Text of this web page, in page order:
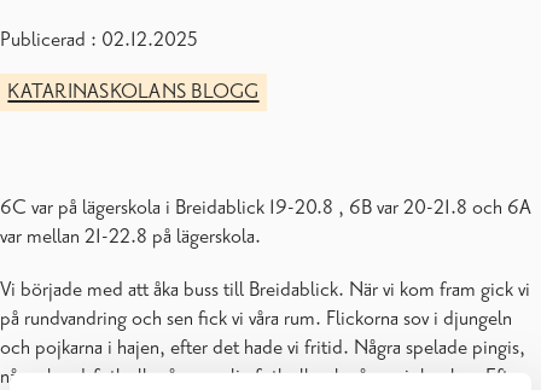
Publicerad : 02.12.2025
KATARINASKOLANS BLOGG
6C var på lägerskola i Breidablick 19-20.8 , 6B var 20-21.8 och 6A
var mellan 21-22.8 på lägerskola.
Vi började med att åka buss till Breidablick. När vi kom fram gick vi
på rundvandring och sen fick vi våra rum. Flickorna sov i djungeln
och pojkarna i hajen, efter det hade vi fritid. Några spelade pingis,
några bordsfotboll, några vanlig fotboll och några air hockey. Efter